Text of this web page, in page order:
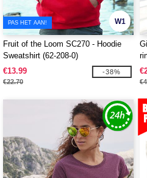
W1
PAS HET AAN!
Fruit of the Loom SC270 - Hoodie
Sweatshirt (62-208-0)
€13.99
€22.70
-38%